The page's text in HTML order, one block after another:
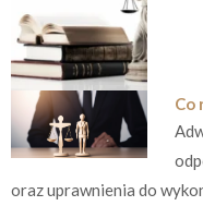
Co
oraz uprawnienia do